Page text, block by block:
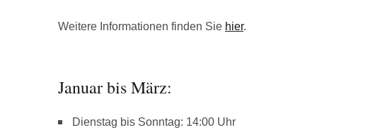
Weitere Informationen finden Sie hier.
Januar bis März:
Dienstag bis Sonntag: 14:00 Uhr